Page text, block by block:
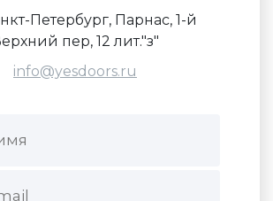
Петербург, Парнас, 1-й
пер, 12 лит."з"
info@yesdoors.ru